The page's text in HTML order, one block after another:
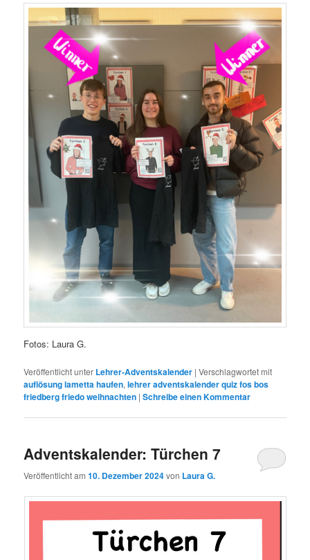
Fotos: Laura G.
Veröffentlicht unter Lehrer-Adventskalender |Verschlagwortet mit
auflösung lametta haufen,lehrer adventskalender quiz fos bos
friedberg friedo weihnachten |Schreibe einen Kommentar
Adventskalender: Türchen 7
Veröffentlicht am10. Dezember 2024von Laura G.